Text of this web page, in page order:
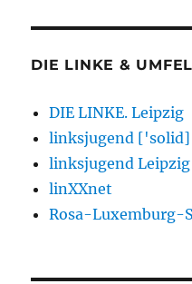
DIE LINKE &
DIE LINKE. Leipzig
linksjugend ['solid]
linksjugend Leipzig
linXXnet
Rosa-Luxemburg-